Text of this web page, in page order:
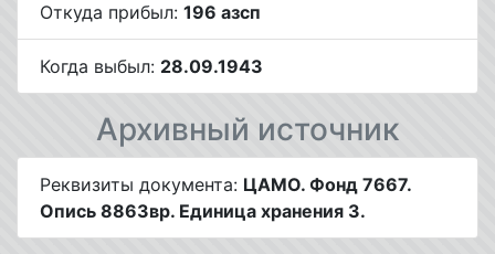
Откуда прибыл: 196 азсп
Когда выбыл: 28.09.1943
Архивный источник
Реквизиты документа: ЦАМО. Фонд 7667.
Опись 8863вр. Единица хранения 3.